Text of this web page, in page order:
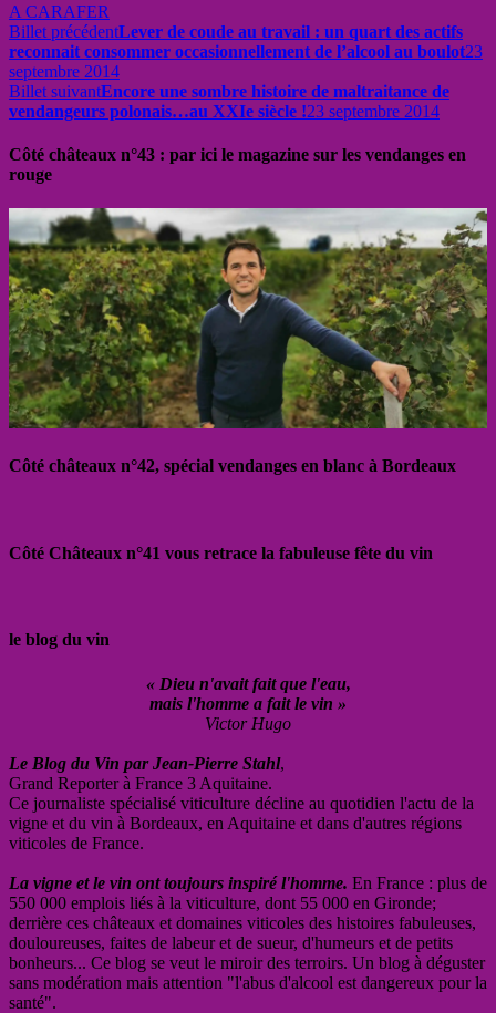
A CARAFER
Billet précédentLever de coude au travail : un quart des actifs
reconnait consommer occasionnellement de l’alcool au boulot23
septembre 2014
Billet suivantEncore une sombre histoire de maltraitance de
vendangeurs polonais…au XXIe siècle !23 septembre 2014
Côté châteaux n°43 : par ici le magazine sur les vendanges en
rouge
Côté châteaux n°42, spécial vendanges en blanc à Bordeaux
Côté Châteaux n°41 vous retrace la fabuleuse fête du vin
le blog du vin
« Dieu n'avait fait que l'eau,
mais l'homme a fait le vin »
Victor Hugo
Le Blog du Vin par Jean-Pierre Stahl,
Grand Reporter à France 3 Aquitaine.
Ce journaliste spécialisé viticulture décline au quotidien l'actu de la
vigne et du vin à Bordeaux, en Aquitaine et dans d'autres régions
viticoles de France.
La vigne et le vin ont toujours inspiré l'homme. En France : plus de
550 000 emplois liés à la viticulture, dont 55 000 en Gironde;
derrière ces châteaux et domaines viticoles des histoires fabuleuses,
douloureuses, faites de labeur et de sueur, d'humeurs et de petits
bonheurs... Ce blog se veut le miroir des terroirs. Un blog à déguster
sans modération mais attention "l'abus d'alcool est dangereux pour la
santé".